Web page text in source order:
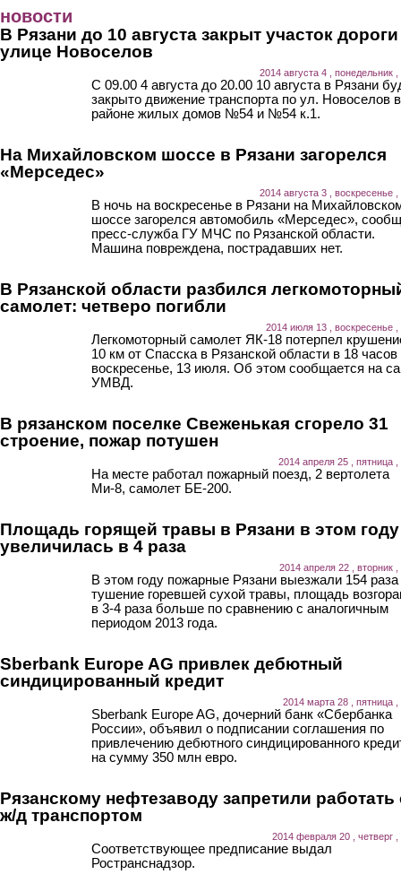
новости
В Рязани до 10 августа закрыт участок
улице Новоселов
2014 августа 4 , понедельник ,
С 09.00 4 августа до 20.00 10 августа в Рязани
закрыто движение транспорта по ул. Новоселов в
районе жилых домов №54 и №54 к.1.
На Михайловском шоссе в Рязани загорелся
«Мерседес»
2014 августа 3 , воскресенье ,
В ночь на воскресенье в Рязани на
шоссе загорелся автомобиль «Мерседес»,
пресс-служба ГУ МЧС по Рязанской области.
Машина повреждена, пострадавших нет.
В Рязанской области разбился
самолет: четверо погибли
2014 июля 13 , воскресенье ,
Легкомоторный самолет ЯК-18 потерпел
10 км от Спасска в Рязанской области в 18 часов
воскресенье, 13 июля. Об этом сообщается на
УМВД.
В рязанском поселке Свеженькая сгорело 31
строение, пожар потушен
2014 апреля 25 , пятница ,
На месте работал пожарный поезд, 2 вертолета
Ми-8, самолет БЕ-200.
Площадь горящей травы в Рязани в этом году
увеличилась в 4 раза
2014 апреля 22 , вторник ,
В этом году пожарные Рязани выезжали 154 раза
тушение горевшей сухой травы, площадь
в 3-4 раза больше по сравнению с аналогичным
периодом 2013 года.
Sberbank Europe AG привлек дебютный
синдицированный кредит
2014 марта 28 , пятница ,
Sberbank Europe AG, дочерний банк «Сбербанка
России», объявил о подписании соглашения по
привлечению дебютного синдицированного
на сумму 350 млн евро.
Рязанскому нефтезаводу запретили работать
ж/д транспортом
2014 февраля 20 , четверг ,
Соответствующее предписание выдал
Ространснадзор.